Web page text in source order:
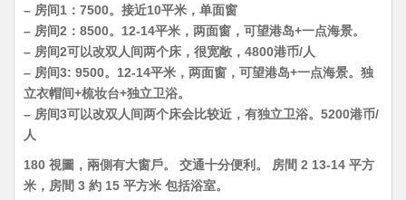
– 房间1：7500。接近10平米，单面窗
– 房间2：8500。12-14平米，两面窗，可望港岛+一点海景。
– 房间2可以改双人间两个床，很宽敞，4800港币/人
– 房间3: 9500。12-14平米，两面窗，可望港岛+一点海景。独
立衣帽间+梳妆台+独立卫浴。
– 房间3可以改双人间两个床会比较近，有独立卫浴。5200港币/
人
180 視圖，兩側有大窗戶。 交通十分便利。 房間 2 13-14 平方
米，房間 3 約 15 平方米 包括浴室。